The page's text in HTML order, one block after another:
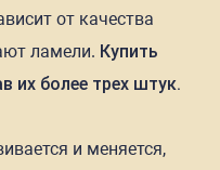
от качества
ламели. Купить
их более трех штук.
и меняется,